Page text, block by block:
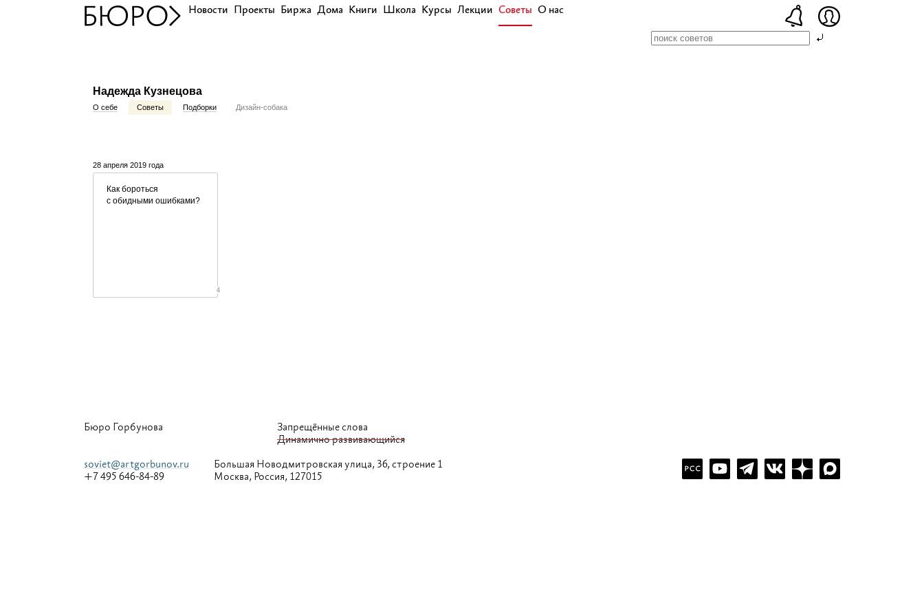
Новости Проекты Биржа Дома Книги Школа Курсы Лекции Советы О нас
Надежда Кузнецова
О себе Советы Подборки Дизайн-собака
28 апреля 2019 года
Как бороться
с обидными ошибками?
4
Бюро Горбунова
Запрещённые слова
Динамично развивающийся
soviet@artgorbunov.ru
+7 495 646-84-89
Большая Новодмитровская улица,36, строение 1
Москва, Россия, 127015